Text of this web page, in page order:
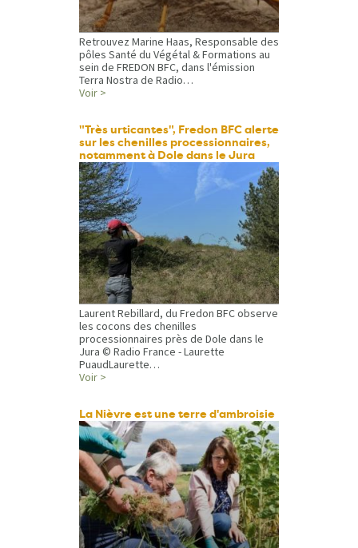
Retrouvez Marine Haas, Responsable des
pôles Santé du Végétal & Formations au
sein de FREDON BFC, dans l'émission
Terra Nostra de Radio…
Voir >
"Très urticantes", Fredon BFC alerte
sur les chenilles processionnaires,
notamment à Dole dans le Jura
Laurent Rebillard, du Fredon BFC observe
les cocons des chenilles
processionnaires près de Dole dans le
Jura © Radio France - Laurette
PuaudLaurette…
Voir >
La Nièvre est une terre d'ambroisie